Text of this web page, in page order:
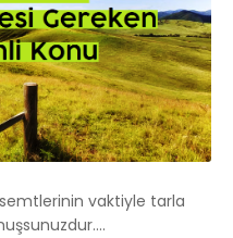
vaktiyle tarla